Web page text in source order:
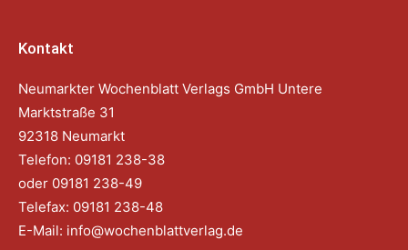
Kontakt
Neumarkter Wochenblatt Verlags GmbH Untere
Marktstraße 31
92318 Neumarkt
Telefon: 09181 238-38
oder 09181 238-49
Telefax: 09181 238-48
E-Mail: info@wochenblattverlag.de